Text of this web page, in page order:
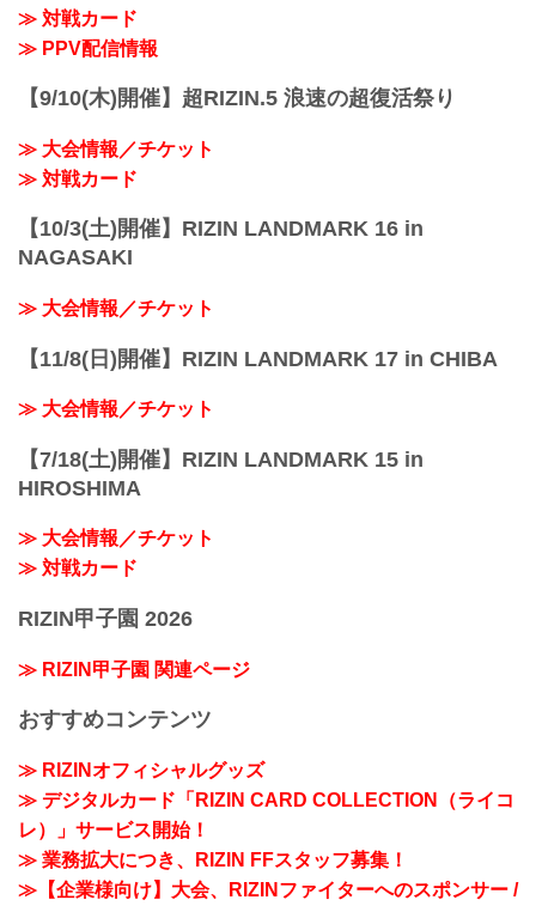
≫ 対戦カード
≫ PPV配信情報
【9/10(木)開催】超RIZIN.5 浪速の超復活祭り
≫ 大会情報／チケット
≫ 対戦カード
【10/3(土)開催】RIZIN LANDMARK 16 in
NAGASAKI
≫ 大会情報／チケット
【11/8(日)開催】RIZIN LANDMARK 17 in CHIBA
≫ 大会情報／チケット
【7/18(土)開催】RIZIN LANDMARK 15 in
HIROSHIMA
≫ 大会情報／チケット
≫ 対戦カード
RIZIN甲子園 2026
≫ RIZIN甲子園 関連ページ
おすすめコンテンツ
≫ RIZINオフィシャルグッズ
≫ デジタルカード「RIZIN CARD COLLECTION（ライコ
レ）」サービス開始！
≫ 業務拡大につき、RIZIN FFスタッフ募集！
≫【企業様向け】大会、RIZINファイターへのスポンサー /